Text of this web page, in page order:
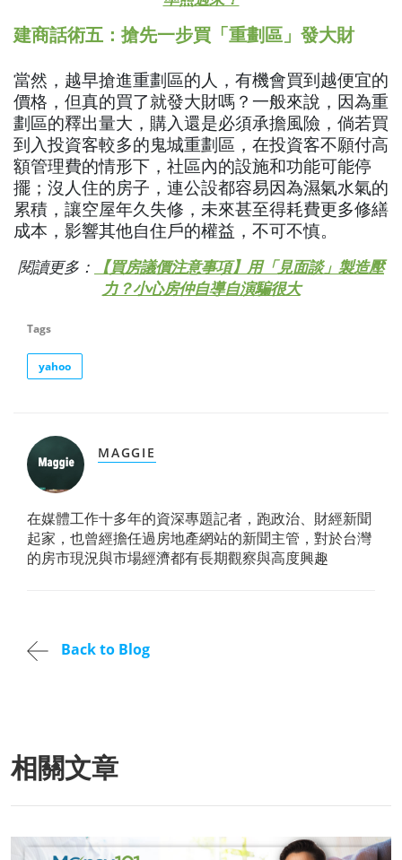
建商話術五：搶先一步買「重劃區」發大財
當然，越早搶進重劃區的人，有機會買到越便宜的
價格，但真的買了就發大財嗎？一般來說，因為重
劃區的釋出量大，購入還是必須承擔風險，倘若買
到入投資客較多的鬼城重劃區，在投資客不願付高
額管理費的情形下，社區內的設施和功能可能停
擺；沒人住的房子，連公設都容易因為濕氣水氣的
累積，讓空屋年久失修，未來甚至得耗費更多修繕
成本，影響其他自住戶的權益，不可不慎。
閱讀更多：
【買房議價注意事項】用「見面談」製造壓
力？小心房仲自導自演騙很大
Tags
yahoo
MAGGIE
在媒體工作十多年的資深專題記者，跑政治、財經新聞
起家，也曾經擔任過房地產網站的新聞主管，對於台灣
的房市現況與市場經濟都有長期觀察與高度興趣
Back to Blog
相關文章